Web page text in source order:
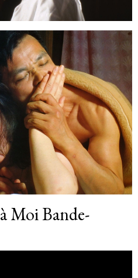
Moi Bande-